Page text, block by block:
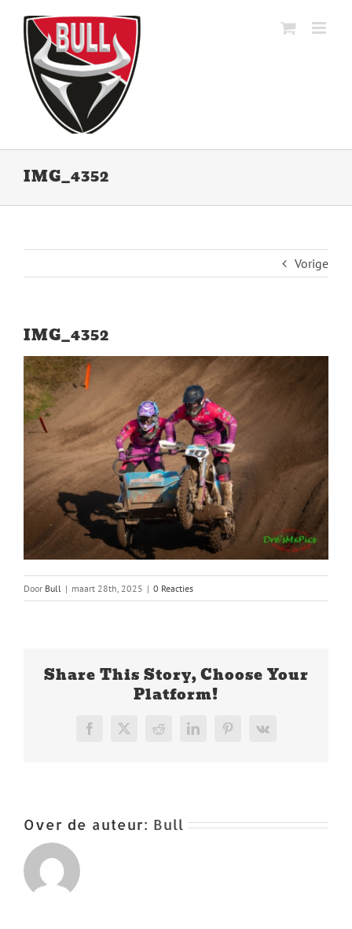
inhoud
IMG_4352
Vorige
IMG_4352
Door Bull | maart 28th, 2025 | 0 Reacties
Share This Story, Choose Your
Platform!
Facebook
X RedditLinkedInPinterest
Vk
Over de auteur: Bull